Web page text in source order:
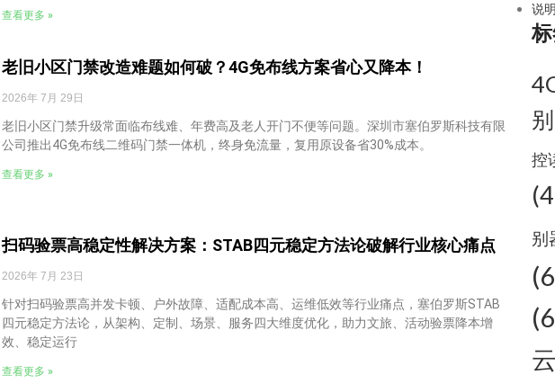
查看更多 »
老旧小区门禁改造难题如何破？4G免布线方案省心又降本！
2026年 7月 29日
老旧小区门禁升级常面临布线难、年费高及老人开门不便等问题。深圳市塞伯罗斯科技有限
公司推出4G免布线二维码门禁一体机，终身免流量，复用原设备省30%成本。
查看更多 »
扫码验票高稳定性解决方案：STAB四元稳定方法论破解行业核心痛点
2026年 7月 23日
针对扫码验票高并发卡顿、户外故障、适配成本高、运维低效等行业痛点，塞伯罗斯STAB
四元稳定方法论，从架构、定制、场景、服务四大维度优化，助力文旅、活动验票降本增
效、稳定运行
查看更多 »
说
控
别